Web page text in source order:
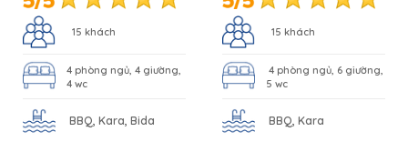
Gần Biển Bãi Sau 400m
Ngày thường 5 triệu
Gần Biển 3 phút đi xe
Ngày thường 2.2 triệu